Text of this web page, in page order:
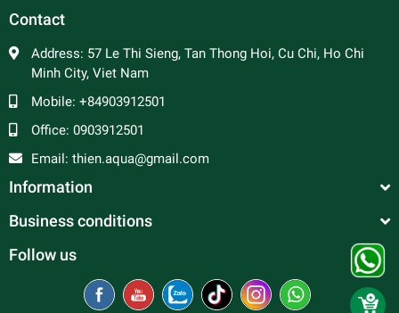
Contact
Address: 57 Le Thi Sieng, Tan Thong Hoi, Cu Chi, Ho Chi
Minh City, Viet Nam
Mobile: +84903912501
Office: 0903912501
Email: thien.aqua@gmail.com
Information
Business conditions
Follow us